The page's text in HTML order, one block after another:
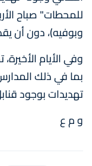
للمحطات" صباح
وبوفيه)، دون أن
وفي الأيام
بما في ذلك
تهديدات بوجود
و م ع